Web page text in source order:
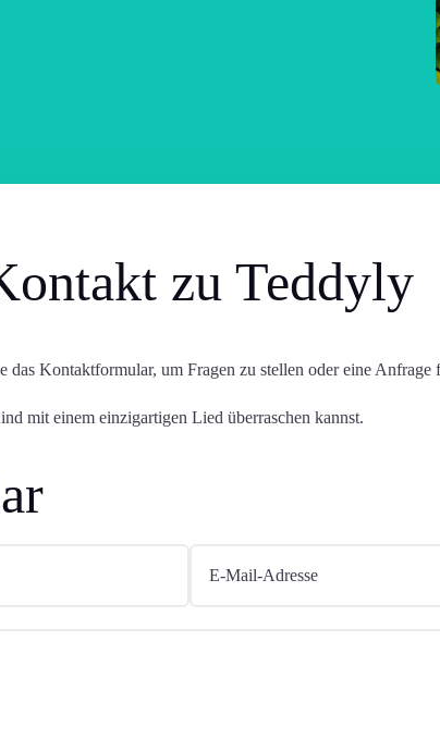
zu Teddyly
Kontaktformular, um Fragen zu stellen oder eine Anfrage
mit einem einzigartigen Lied überraschen kannst.